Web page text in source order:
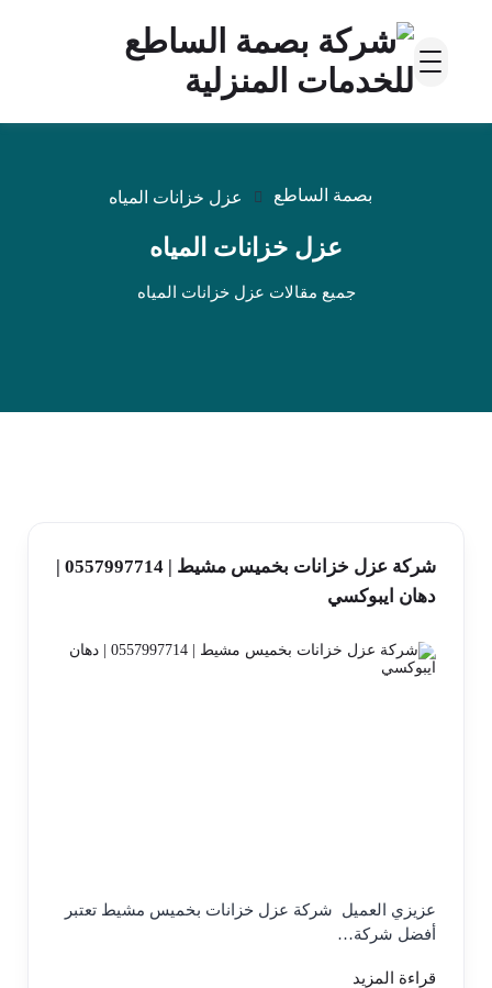
بصمة الساطع عزل خزانات المياه
عزل خزانات المياه
جميع مقالات عزل خزانات المياه
شركة عزل خزانات بخميس مشيط | 0557997714 |
دهان ايبوكسي
عزيزي العميل شركة عزل خزانات بخميس مشيط تعتبر
أفضل شركة…
قراءة المزيد